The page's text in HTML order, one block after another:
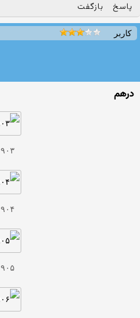
پاسخ بازگفت
کاربر
درهم
۹۰۳
۹۰۴
۹۰۵